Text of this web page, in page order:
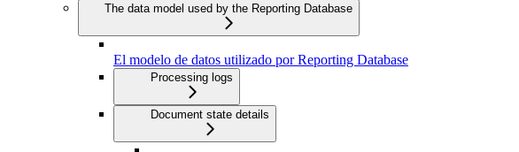
The data model used by the Reporting Database
El modelo de datos utilizado por Reporting Database
Processing logs
Document state details